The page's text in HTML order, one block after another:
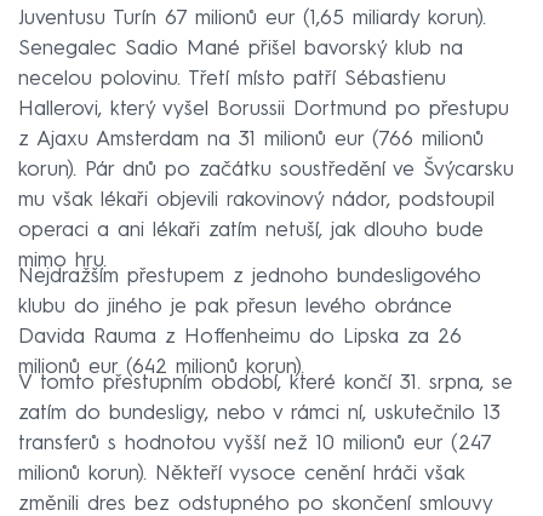
Juventusu Turín 67 milionů eur (1,65 miliardy korun).
Senegalec Sadio Mané přišel bavorský klub na
necelou polovinu. Třetí místo patří Sébastienu
Hallerovi, který vyšel Borussii Dortmund po přestupu
z Ajaxu Amsterdam na 31 milionů eur (766 milionů
korun). Pár dnů po začátku soustředění ve Švýcarsku
mu však lékaři objevili rakovinový nádor, podstoupil
operaci a ani lékaři zatím netuší, jak dlouho bude
mimo hru.
Nejdražším přestupem z jednoho bundesligového
klubu do jiného je pak přesun levého obránce
Davida Rauma z Hoffenheimu do Lipska za 26
milionů eur (642 milionů korun).
V tomto přestupním období, které končí 31. srpna, se
zatím do bundesligy, nebo v rámci ní, uskutečnilo 13
transferů s hodnotou vyšší než 10 milionů eur (247
milionů korun). Někteří vysoce cenění hráči však
změnili dres bez odstupného po skončení smlouvy